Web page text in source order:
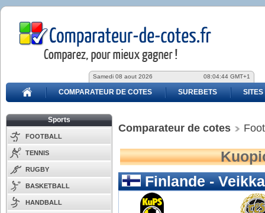
Samedi 08 aout 2026 08:04:44 GMT+1
COMPARATEUR DE COTES SUREBETS SITES
Sports
FOOTBALL
TENNIS
RUGBY
BASKETBALL
HANDBALL
Comparateur de cotes
Finlande -